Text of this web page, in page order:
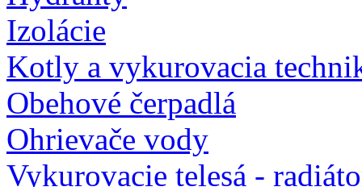
Izolácie
Kotly a vykurovacia
Obehové čerpadlá
Ohrievače vody
Vykurovacie telesá -